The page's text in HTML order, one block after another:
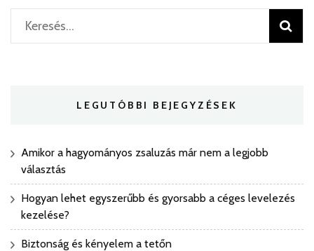
Keresés:
LEGUTÓBBI BEJEGYZÉSEK
Amikor a hagyományos zsaluzás már nem a legjobb
választás
Hogyan lehet egyszerűbb és gyorsabb a céges levelezés
kezelése?
Biztonság és kényelem a tetőn